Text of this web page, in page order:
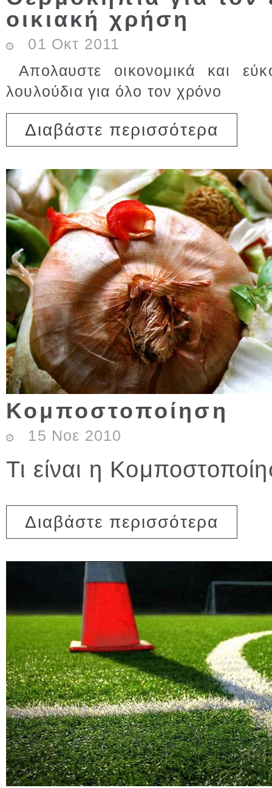
οικιακή χρήση
01 Οκτ 2011
Απολαυστε οικονομικά και
λουλούδια για όλο τον χρόνο
Διαβάστε περισσότερα
Κομποστοποίηση
15 Νοε 2010
Τι είναι η
Διαβάστε περισσότερα